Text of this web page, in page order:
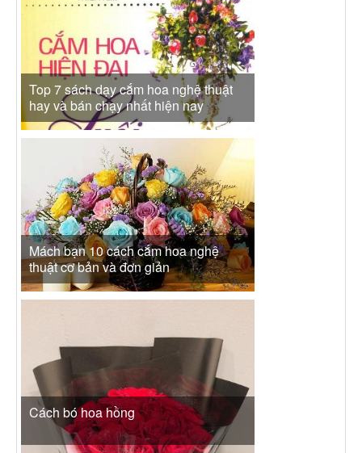
Top 7 sách dạy cắm hoa nghệ thuật
hay và bán chạy nhất hiện nay
Mách bạn 10 cách cắm hoa nghệ
thuật cơ bản và đơn giản
Cách bó hoa hồng